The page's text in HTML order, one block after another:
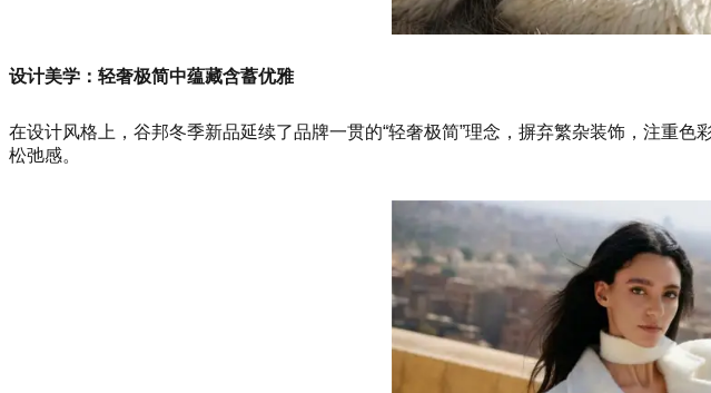
设计美学：轻奢极简中蕴藏含蓄优雅
在设计风格上，谷邦冬季新品延续了品牌一贯的“轻奢极简”理念，摒弃繁杂装饰，注重
松弛感。